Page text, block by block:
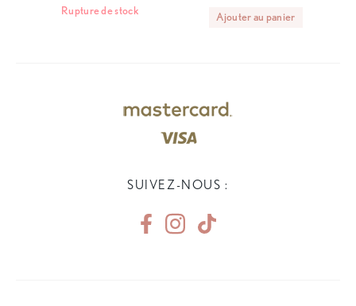
Rupture de stock Ajouter au panier
SUIVEZ-NOUS :